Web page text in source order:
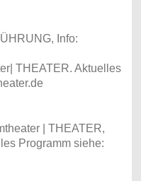
Info:
THEATER. Aktuelles
| THEATER,
Programm siehe: